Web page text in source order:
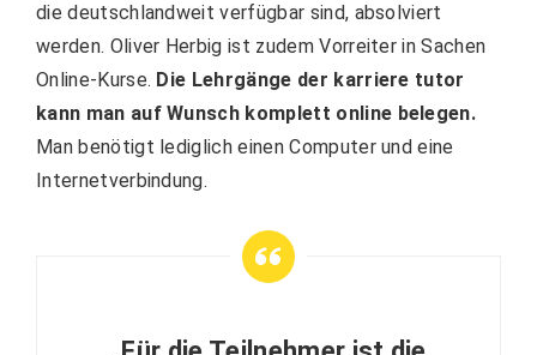
die deutschlandweit verfügbar sind, absolviert
werden. Oliver Herbig ist zudem Vorreiter in Sachen
Online-Kurse. Die Lehrgänge der karriere tutor
kann man auf Wunsch komplett online belegen.
Man benötigt lediglich einen Computer und eine
Internetverbindung.